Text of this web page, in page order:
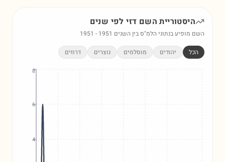
היסטוריית השם דזילפי שנים
השם מופיע בנתוני הלמ"ס בין השנים 1951 - 1951
הכל יהודים מוסלמים נוצרים דרוזים
4
6
8